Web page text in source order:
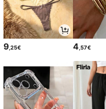
9,25€ 4,57€